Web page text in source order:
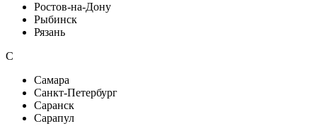
Ростов-на-Дону
Рыбинск
Рязань
С
Самара
Санкт-Петербург
Саранск
Сарапул